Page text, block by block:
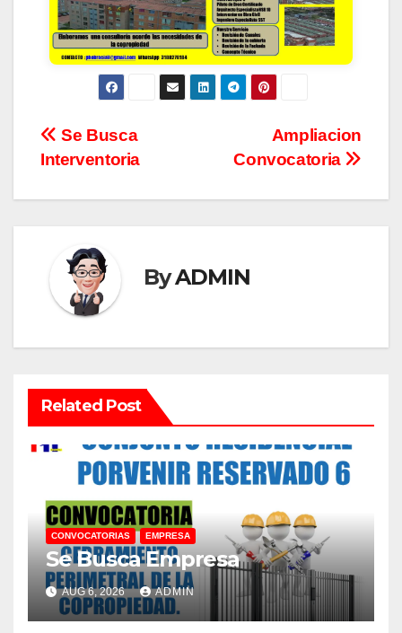
Ampliacion
Convocatoria
Se Busca
Interventoria
ByADMIN
Related Post
CONVOCATORIAS EMPRESA
Se Busca Empresa
AUG 6, 2026 ADMIN